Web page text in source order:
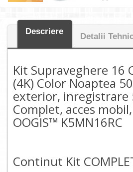
Descriere
Detalii
Kit Supraveghere 16
(4K) Color Noaptea
exterior, inregistrare
Complet, acces
OOGIS™ K5MN16RC
Continut Kit